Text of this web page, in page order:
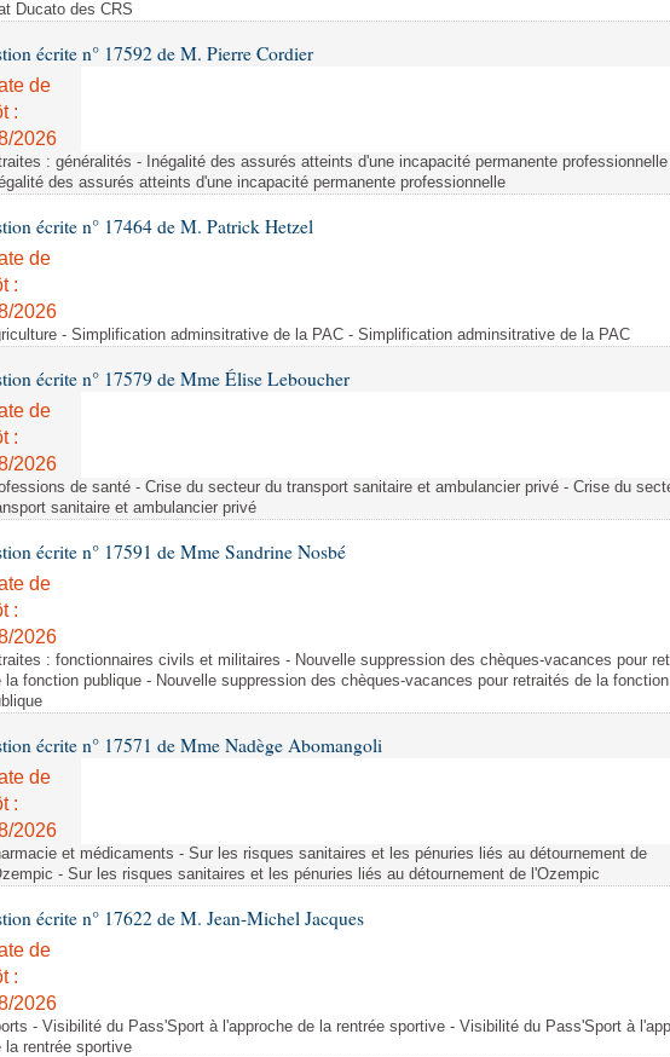
Ducato des CRS
écrite n° 17592 de M. Pierre Cordier
de
:
2026
: généralités - Inégalité des assurés atteints d'une incapacité permanente
des assurés atteints d'une incapacité permanente professionnelle
écrite n° 17464 de M. Patrick Hetzel
de
:
2026
- Simplification adminsitrative de la PAC - Simplification adminsitrative de la PAC
écrite n° 17579 de Mme Élise Leboucher
de
:
2026
de santé - Crise du secteur du transport sanitaire et ambulancier privé - Crise du
sanitaire et ambulancier privé
écrite n° 17591 de Mme Sandrine Nosbé
de
:
2026
: fonctionnaires civils et militaires - Nouvelle suppression des chèques-vacances pour
la fonction publique - Nouvelle suppression des chèques-vacances pour retraités de la fonction
écrite n° 17571 de Mme Nadège Abomangoli
de
:
2026
et médicaments - Sur les risques sanitaires et les pénuries liés au détournement de
- Sur les risques sanitaires et les pénuries liés au détournement de l'Ozempic
écrite n° 17622 de M. Jean-Michel Jacques
de
:
2026
- Visibilité du Pass'Sport à l'approche de la rentrée sportive - Visibilité du Pass'Sport à
la rentrée sportive